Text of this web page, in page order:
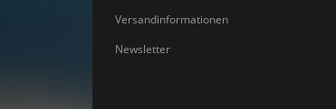
Versandinformationen
Newsletter